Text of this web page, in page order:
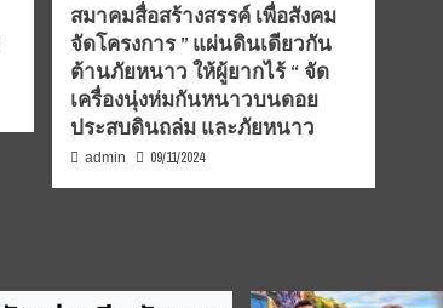
สมาคมสื่อสร้างสรรค์ เพื่อสังคม
จัดโครงการ ” แผ่นดินเดียวกัน
ต้านภัยหนาว ให้ผู้ยากไร้ “ จัด
เครื่องนุ่งห่มกันหนาวบนดอย
ประสบดินถล่ม และภัยหนาว
admin 09/11/2024